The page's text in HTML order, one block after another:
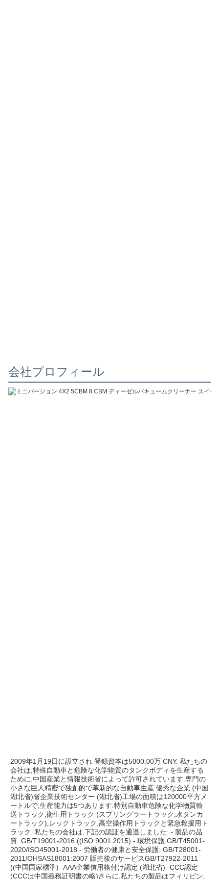
会社プロフィール
2009年1月19日に設立され 登録資本は5000.00万 CNY. 私たちの
会社は,特殊自動車と危険な化学物質のタンクボディを生産する
ために,中国産業と情報技術省によって許可されています.専門の
小さな巨人精密で独創的で革新的な自動車生産 優秀な企業 (中国
湖北省)省企業技術センター (湖北省)工場の面積は120000平方メ
ートルで,生産能力は5つあります.特別自動車危険な化学物質輸
送トラック,衛生用トラック (スプリングラートラック,水タンカ
ートラック),レックトラック,高空操作用トラックと緊急救援用ト
ラック. 私たちの会社は,下記の認証を通過しました: - 製品の品
質: GB/T19001-2016 ((ISO 9001:2015) - 環境保護:GB/T45001-
2020/ISO45001-2018 - 労働者の健康と安全保護: GB/T28001-
2011/OHSAS18001:2007 販売後のサービスGB/T27922-2011
((中国国家標準) -AAA企業信用格付け認定 (湖北省) -CCC認定
(CCCは中国義務証明書の略)さらに,私たちの製品はフィリピン,